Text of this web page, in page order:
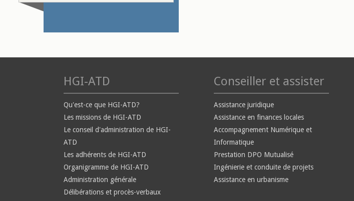
HGI-ATD
Qu'est-ce que HGI-ATD?
Les missions de HGI-ATD
Le conseil d'administration de HGI-
ATD
Les adhérents de HGI-ATD
Organigramme de HGI-ATD
Administration générale
Délibérations et procès-verbaux
Conseiller et assister
Assistance juridique
Assistance en finances locales
Accompagnement Numérique et
Informatique
Prestation DPO Mutualisé
Ingénierie et conduite de projets
Assistance en urbanisme